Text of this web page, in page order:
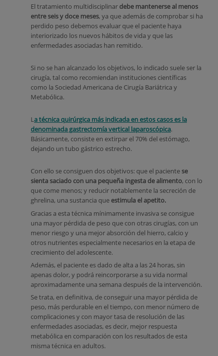
El tratamiento multidisciplinar debe mantenerse al menos
entre seis y doce meses, ya que además de comprobar si ha
perdido peso debemos evaluar que el paciente haya
interiorizado los nuevos hábitos de vida y que las
enfermedades asociadas han remitido.
Si no se han alcanzado los objetivos, lo indicado suele ser la
cirugía, tal como recomiendan instituciones científicas
como la Sociedad Americana de Cirugía Bariátrica y
Metabólica.
La técnica quirúrgica más indicada en estos casos es la
denominada gastrectomía vertical laparoscópica.
Básicamente, consiste en extirpar el 70% del estómago,
dejando un tubo gástrico estrecho.
Con ello se consiguen dos objetivos: que el paciente se
sienta saciado con una pequeña ingesta de alimento, con lo
que come menos; y reducir notablemente la secreción de
ghrelina, una sustancia que estimula el apetito.
Gracias a esta técnica mínimamente invasiva se consigue
una mayor pérdida de peso que con otras cirugías, con un
menor riesgo y una mejor absorción del hierro, calcio y
otros nutrientes especialmente necesarios en la etapa de
crecimiento del adolescente.
Además, el paciente es dado de alta a las 24 horas, sin
apenas dolor, y podrá reincorporarse a su vida normal
aproximadamente una semana después de la intervención.
Se trata, en definitiva, de conseguir una mayor pérdida de
peso, más perdurable en el tiempo, con menor número de
complicaciones y con mayor tasa de resolución de las
enfermedades asociadas, es decir, mejor respuesta
metabólica en comparación con los resultados de esta
misma técnica en adultos.